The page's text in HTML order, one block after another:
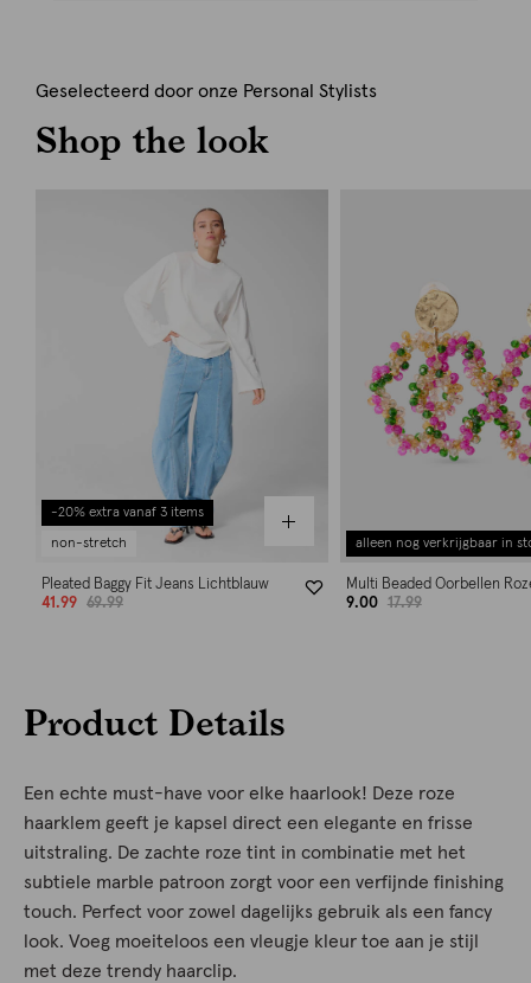
Geselecteerd door onze Personal Stylists
Shop the look
-20% extra vanaf 3 items
non-stretch
Pleated Baggy Fit Jeans Lichtblauw
41.99
69.99
alleen nog verkrijgbaar in
Multi Beaded Oorbellen
9.00
17.99
Product Details
Een echte must-have voor elke haarlook! Deze roze
haarklem geeft je kapsel direct een elegante en frisse
uitstraling. De zachte roze tint in combinatie met het
subtiele marble patroon zorgt voor een verfijnde finishing
touch. Perfect voor zowel dagelijks gebruik als een fancy
look. Voeg moeiteloos een vleugje kleur toe aan je stijl
met deze trendy haarclip.